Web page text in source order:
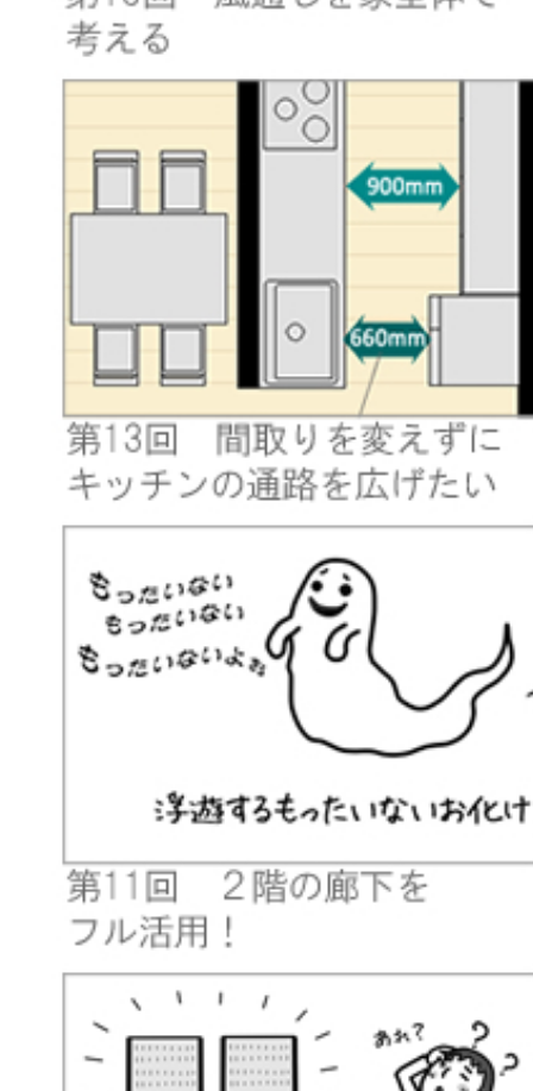
【読者アンケート】
この記事の感想
とても面白かった
全然面白
※コメントはイエマガ内で掲載させていただ
性別 女性 年齢 ニックネ